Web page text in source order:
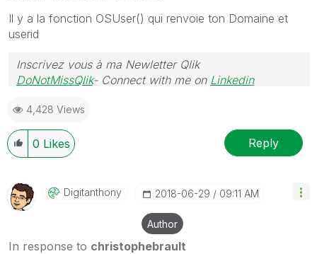
Il y a la fonction OSUser() qui renvoie ton Domaine et
userid
Inscrivez vous à ma Newletter Qlik
DoNotMissQlik- Connect with me on Linkedin
4,428 Views
0 Likes Reply
Digitanthony ‎2018-06-29 09:11 AM
Author
In response to christophebrault